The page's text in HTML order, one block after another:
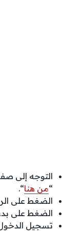
التوجه إلى
“من هنا“.
الضغط على
الضغط على
تسجيل